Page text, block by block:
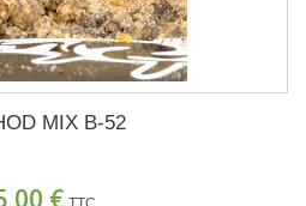
MIX B-52
€